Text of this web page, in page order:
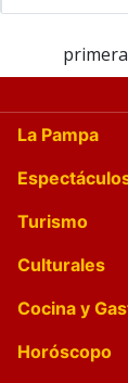
primera
La Pampa
Turismo
Culturales
Cocina y
Horóscopo